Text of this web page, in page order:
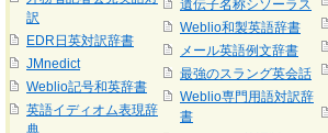
訳
EDR日英対訳辞書
JMnedict
Weblio記号和英辞書
英語イディオム表現辞
典
遺伝子名称シソーラス
Weblio和製英語辞書
メール英語例文辞書
最強のスラング英会話
Weblio専門用語対訳辞
書